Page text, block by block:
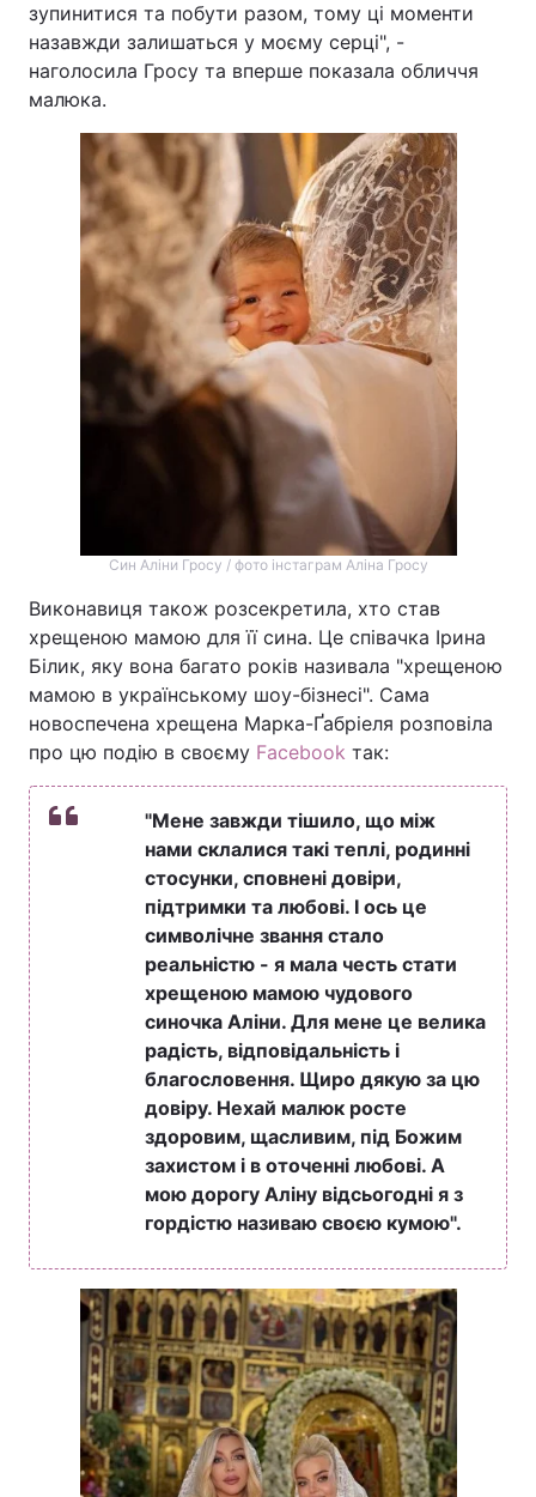
зупинитися та побути разом, тому ці моменти
назавжди залишаться у моєму серці", -
наголосила Гросу та вперше показала обличчя
малюка.
Син Аліни Гросу / фото інстаграм Аліна Гросу
Виконавиця також розсекретила, хто став
хрещеною мамою для її сина. Це співачка Ірина
Білик, яку вона багато років називала "хрещеною
мамою в українському шоу-бізнесі". Сама
новоспечена хрещена Марка-Ґабріеля розповіла
про цю подію в своєму Facebook так:
"Мене завжди тішило, що між
нами склалися такі теплі, родинні
стосунки, сповнені довіри,
підтримки та любові. І ось це
символічне звання стало
реальністю - я мала честь стати
хрещеною мамою чудового
синочка Аліни. Для мене це велика
радість, відповідальність і
благословення. Щиро дякую за цю
довіру. Нехай малюк росте
здоровим, щасливим, під Божим
захистом і в оточенні любові. А
мою дорогу Аліну відсьогодні я з
гордістю називаю своєю кумою".